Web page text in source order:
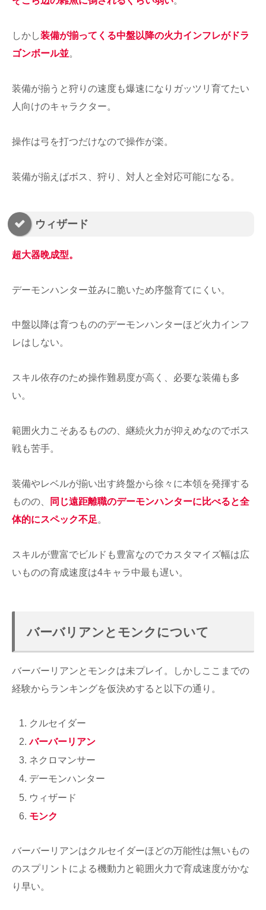
しかし装備が揃ってくる中盤以降の火力インフレがドラ
ゴンボール並。
装備が揃うと狩りの速度も爆速になりガッツリ育てたい
人向けのキャラクター。
操作は弓を打つだけなので操作が楽。
装備が揃えばボス、狩り、対人と全対応可能になる。
ウィザード
超大器晩成型。
デーモンハンター並みに脆いため序盤育てにくい。
中盤以降は育つもののデーモンハンターほど火力インフ
レはしない。
スキル依存のため操作難易度が高く、必要な装備も多
い。
範囲火力こそあるものの、継続火力が抑えめなのでボス
戦も苦手。
装備やレベルが揃い出す終盤から徐々に本領を発揮する
ものの、
同じ遠距離職のデーモンハンターに比べると全
体的にスペック不足。
スキルが豊富でビルドも豊富なのでカスタマイズ幅は広
いものの育成速度は4キャラ中最も遅い。
バーバリアンとモンクについて
バーバーリアンとモンクは未プレイ。しかしここまでの
経験からランキングを仮決めすると以下の通り。
クルセイダー
バーバーリアン
ネクロマンサー
デーモンハンター
ウィザード
モンク
バーバーリアンはクルセイダーほどの万能性は無いもの
のスプリントによる機動力と範囲火力で育成速度がかな
り早い。